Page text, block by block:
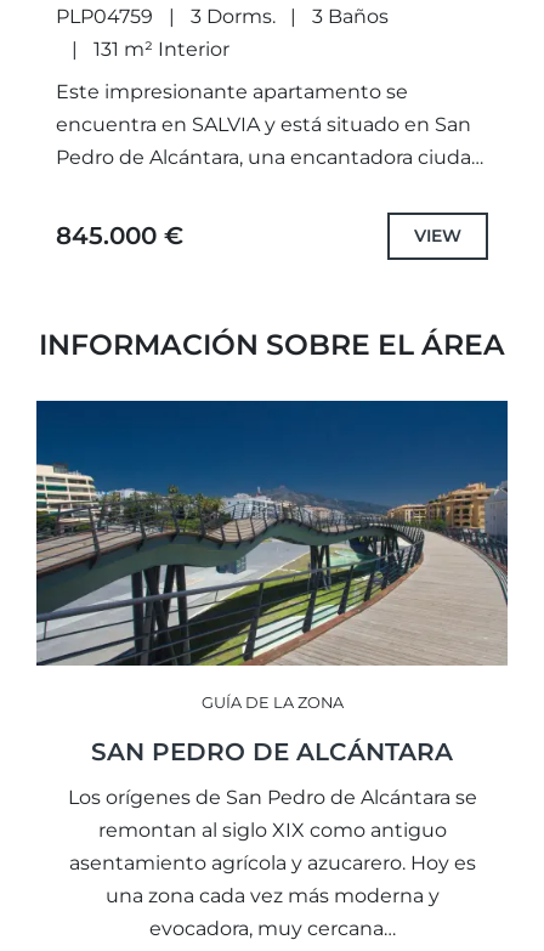
PLP04759 3 Dorms.
3 Baños
131 m² Interior
Este impresionante apartamento se
encuentra en SALVIA y está situado en San
Pedro de Alcántara, una encantadora ciudad
cerca se encuentra Puerto...
845.000 € VIEW
INFORMACIÓN SOBRE EL ÁREA
GUÍA DE LA ZONA
SAN PEDRO DE ALCÁNTARA
Los orígenes de San Pedro de Alcántara se
remontan al siglo XIX como antiguo
asentamiento agrícola y azucarero. Hoy es
una zona cada vez más moderna y
evocadora, muy cercana…